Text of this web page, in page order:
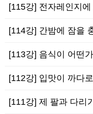
[115강] 전자레인지에 팝콘 튀기
[114강] 간밤에 잠을 충분히
[113강] 음식이 어떤
[112강] 입맛이 까다
[111강] 제 팔과 다리가 온통